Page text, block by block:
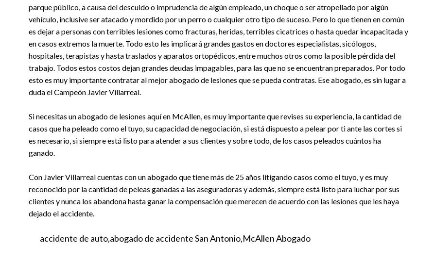
parque público, a causa del descuido o imprudencia de algún empleado, un choque o ser atropellado por algún
vehículo, inclusive ser atacado y mordido por un perro o cualquier otro tipo de suceso. Pero lo que tienen en común
es dejar a personas con terribles lesiones como fracturas, heridas, terribles cicatrices o hasta quedar incapacitada y
en casos extremos la muerte. Todo esto les implicará grandes gastos en doctores especialistas, sicólogos,
hospitales, terapistas y hasta traslados y aparatos ortopédicos, entre muchos otros como la posible pérdida del
trabajo. Todos estos costos dejan grandes deudas impagables, para las que no se encuentran preparados. Por todo
esto es muy importante contratar al mejor abogado de lesiones que se pueda contratas. Ese abogado, es sin lugar a
duda el Campeón Javier Villarreal.
Si necesitas un abogado de lesiones aquí en McAllen, es muy importante que revises su experiencia, la cantidad de
casos que ha peleado como el tuyo, su capacidad de negociación, si está dispuesto a pelear por ti ante las cortes si
es necesario, si siempre está listo para atender a sus clientes y sobre todo, de los casos peleados cuántos ha
ganado.
Con Javier Villarreal cuentas con un abogado que tiene más de 25 años litigando casos como el tuyo, y es muy
reconocido por la cantidad de peleas ganadas a las aseguradoras y además, siempre está listo para luchar por sus
clientes y nunca los abandona hasta ganar la compensación que merecen de acuerdo con las lesiones que les haya
dejado el accidente.
accidente de auto abogado de accidente San Antonio McAllen Abogado